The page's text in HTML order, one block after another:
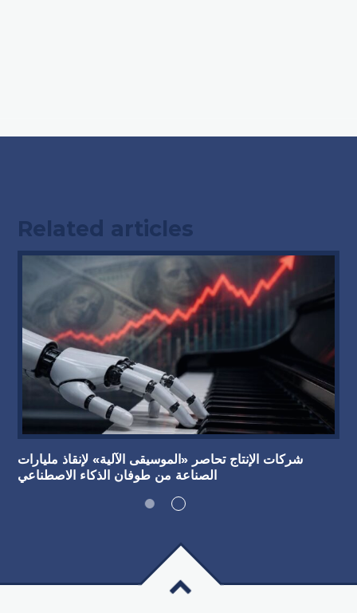
Related articles
شركات الإنتاج تحاصر «الموسيقى الآلية» لإنقاذ مليارات
الصناعة من طوفان الذكاء الاصطناعي